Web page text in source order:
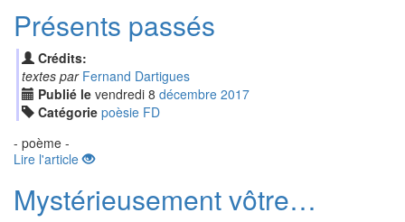
Présents passés
Crédits:
textes par Fernand Dartigues
Publié le vendredi 8 décembre 2017
Catégorie poèsie FD
- poème -
Lire l'article
Mystérieusement vôtre…